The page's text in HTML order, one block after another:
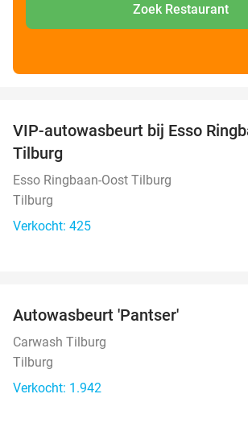
Zoek Restaurant
VIP-autowasbeurt bij Esso
Tilburg
Esso Ringbaan-Oost Tilburg
Tilburg
Verkocht: 425
Autowasbeurt 'Pantser'
Carwash Tilburg
Tilburg
Verkocht: 1.942